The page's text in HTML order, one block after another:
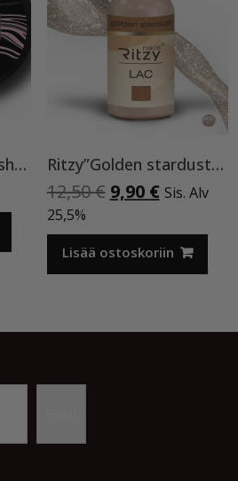
Akryyligeeli”Pink Blush”15ml Ritzy”Golden stardust”geelilakka,173 TPO vapaa
12,50€ Alkuperäinen
oli:
12,50 €.
9,90 €Nykyinen
on:
9,90 €.
Sis. Alv
25,5%
Lisää ostoskoriin